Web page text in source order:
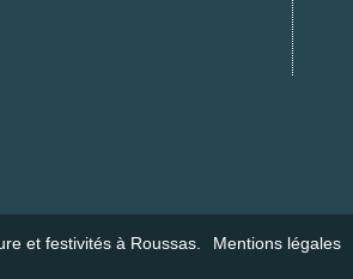
et festivités à Roussas. Mentions légales